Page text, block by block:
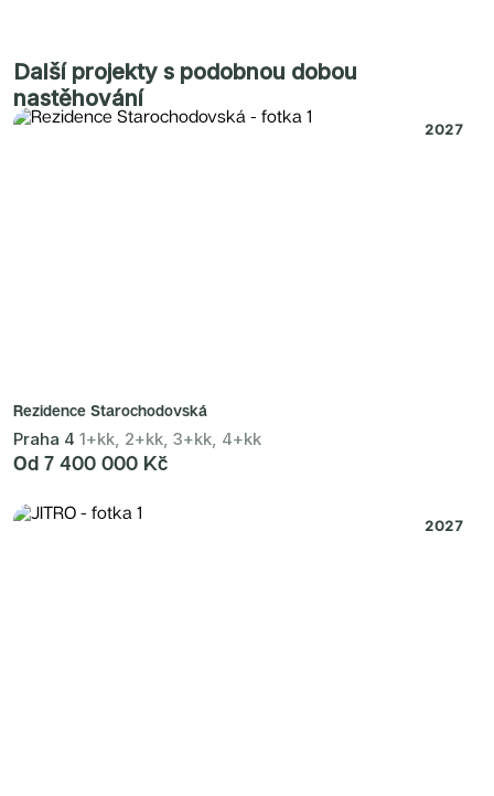
Další projekty s podobnou dobou
nastěhování
2027
Rezidence Starochodovská
Praha 4 1+kk, 2+kk, 3+kk, 4+kk
Od 7 400 000 Kč
2027